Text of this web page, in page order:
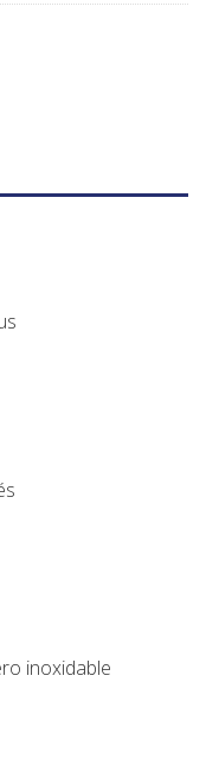
inoxidable